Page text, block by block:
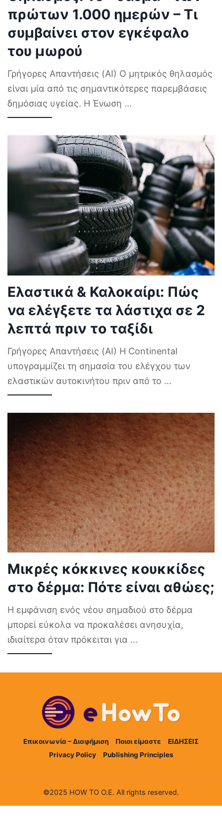
πρώτων 1.000 ημερών – Τι
συμβαίνει στον εγκέφαλο
του μωρού
Γρήγορες Απαντήσεις (AI) Ο μητρικός θηλασμός
είναι μία από τις σημαντικότερες παρεμβάσεις
δημόσιας υγείας. Η Ένωση ...
Ελαστικά & Καλοκαίρι: Πώς
να ελέγξετε τα λάστιχα σε 2
λεπτά πριν το ταξίδι
Γρήγορες Απαντήσεις (AI) Η Continental
υπογραμμίζει τη σημασία του ελέγχου των
ελαστικών αυτοκινήτου πριν από το ...
Μικρές κόκκινες κουκκίδες
στο δέρμα: Πότε είναι αθώες;
Η εμφάνιση ενός νέου σημαδιού στο δέρμα
μπορεί εύκολα να προκαλέσει ανησυχία,
ιδιαίτερα όταν πρόκειται για ...
Επικοινωνία – Διαφήμιση Ποιοι είμαστε
ΕΙΔΗΣΕΙΣ
Privacy Policy
Publishing Principles
©2025 HOW TO Ο.Ε. All rights reserved.